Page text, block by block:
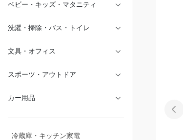
ベビー・キッズ・マタニティ
洗濯・掃除・バス・トイレ
文具・オフィス
スポーツ・アウトドア
カー用品
冷蔵庫・キッチン家電